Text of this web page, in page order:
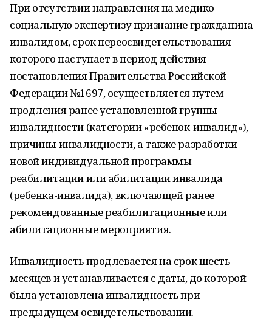
При отсутствии направления на медико-
социальную экспертизу признание гражданина
инвалидом, срок переосвидетельствования
которого наступает в период действия
постановления Правительства Российской
Федерации №1697, осуществляется путем
продления ранее установленной группы
инвалидности (категории «ребенок-инвалид»),
причины инвалидности, а также разработки
новой индивидуальной программы
реабилитации или абилитации инвалида
(ребенка-инвалида), включающей ранее
рекомендованные реабилитационные или
абилитационные мероприятия.
Инвалидность продлевается на срок шесть
месяцев и устанавливается с даты, до которой
была установлена инвалидность при
предыдущем освидетельствовании.